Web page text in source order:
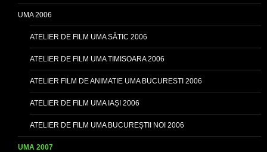
UMA 2006
ATELIER DE FILM UMA SĂTIC 2006
ATELIER DE FILM UMA TIMISOARA 2006
ATELIER FILM DE ANIMATIE UMA BUCURESTI 2006
ATELIER DE FILM UMA IAȘI 2006
ATELIER DE FILM UMA BUCUREȘTII NOI 2006
UMA 2007